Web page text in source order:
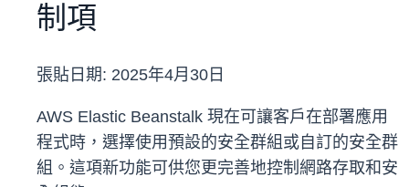
制項
張貼日期: 2025年4月30日
AWS Elastic Beanstalk 現在可讓客戶在部署應用
程式時，選擇使用預設的安全群組或自訂的安全群
組。這項新功能可供您更完善地控制網路存取和安